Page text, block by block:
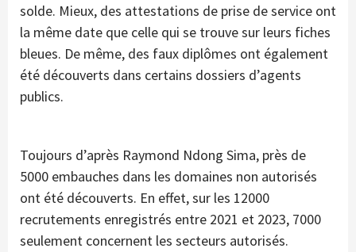
solde. Mieux, des attestations de prise de service ont
la même date que celle qui se trouve sur leurs fiches
bleues. De même, des faux diplômes ont également
été découverts dans certains dossiers d’agents
publics.
Toujours d’après Raymond Ndong Sima, près de
5000 embauches dans les domaines non autorisés
ont été découverts. En effet, sur les 12000
recrutements enregistrés entre 2021 et 2023, 7000
seulement concernent les secteurs autorisés.